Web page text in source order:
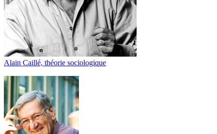
Alain Caillé, théorie sociologique